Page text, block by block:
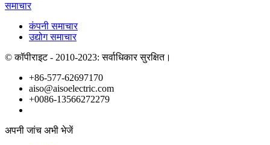
समाचार
कंपनी समाचार
उद्योग समाचार
© कॉपीराइट - 2010-2023: सर्वाधिकार सुरक्षित।
+86-577-62697170
aiso@aisoelectric.com
+0086-13566272279
अपनी जांच अभी भेजें